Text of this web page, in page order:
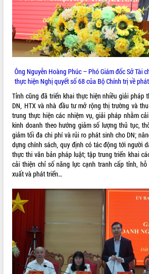
Rà soát, hoàn thiện hệ thống thiết chế
văn hóa, thể thao đáp ứng yêu cầu
phát triển mới
Thường trực HĐND tỉnh Đắk Lắk gặp
mặt Đoàn chuyên gia y tế TP. Hồ Chí
Lễ truy điệu và an táng hài cốt liệt sĩ
tại Nghĩa trang Liệt sĩ xã Sơn Hòa
Bàn giải pháp tháo gỡ khó khăn trong
xuất khẩu sầu riêng và triển khai quy
định EUDR
Thứ trưởng Bộ Nông nghiệp và Môi
trường Nguyễn Hoàng Hiệp khảo sát
vùng trồng và doanh nghiệp đóng gói
sầu riêng tại Đắk Lắk
Trình diễn nghệ thuật chế biến các
món ăn từ sầu riêng
Đắk Lắk công bố Quy hoạch và xúc
tiến đầu tư tỉnh
Ngành cá ngừ Đắk Lắk chủ động thích
ứng để giữ vững thị trường xuất khẩu
Diễn đàn Kinh tế tư nhân Việt Nam đột
phá cơ chế - Hợp tác công tư
Đề án 06 tạo bước ngoặt đột phá trong
cải cách hành chính tỉnh Đắk Lắk
THỐNG KÊ TRUY CẬP
Tất cả: 66108160
Ông Nguyễn Hoàng Phúc – Phó Giám đốc Sở Tài
thực hiện Nghị quyết số 68 của Bộ Chính trị về
Tỉnh cũng đã triển khai thực hiện nhiều giải pháp
DN, HTX và nhà đầu tư mở rộng thị trường và
trung thực hiện các nhiệm vụ, giải pháp nhằm
kinh doanh theo hướng giảm số lượng thủ tục,
giảm tối đa chi phí và rủi ro phát sinh cho DN;
dựng chính sách, quy định có tác động tới người
thực thi văn bản pháp luật; tập trung triển khai
cải thiện chỉ số năng lực cạnh tranh cấp tỉnh,
xuất và phát triển…